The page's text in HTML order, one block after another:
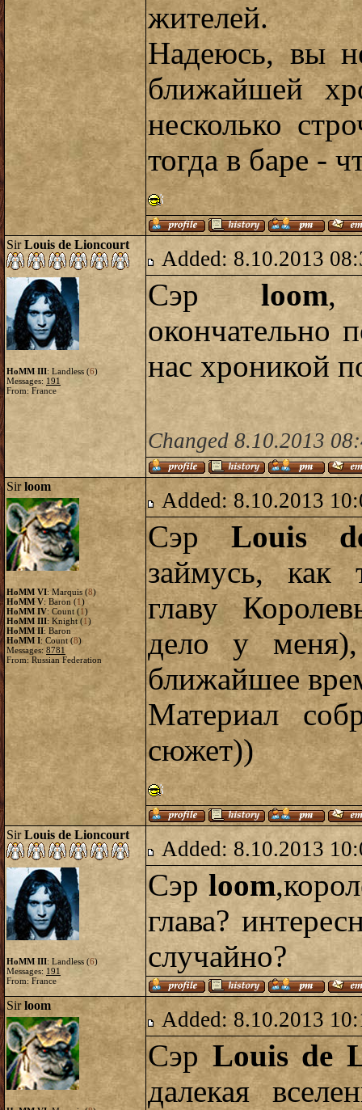
жителей.
Надеюсь, вы
ближайшей
несколько
тогда в баре -
SirLouis de Lioncourt
HoMM III: Landless (6)
Messages: 191
From: France
Added: 8.10.2013
Сэрloom,
окончательно
нас хроникой
Changed 8.10.2013
Sirloom
HoMM VI: Marquis (8)
HoMM V: Baron (1)
HoMM IV: Count (1)
HoMM III: Knight (1)
HoMM II: Baron
HoMM I: Count (8)
Messages: 8781
From: Russian Federation
Added: 8.10.2013
СэрLouis
займусь, как
главу
дело у
ближайшее
Материал
сюжет))
SirLouis de Lioncourt
HoMM III: Landless (6)
Messages: 191
From: France
Added: 8.10.2013
Сэрloom
глава?
случайно?
Sirloom
Added: 8.10.2013
СэрLouis de
далекая